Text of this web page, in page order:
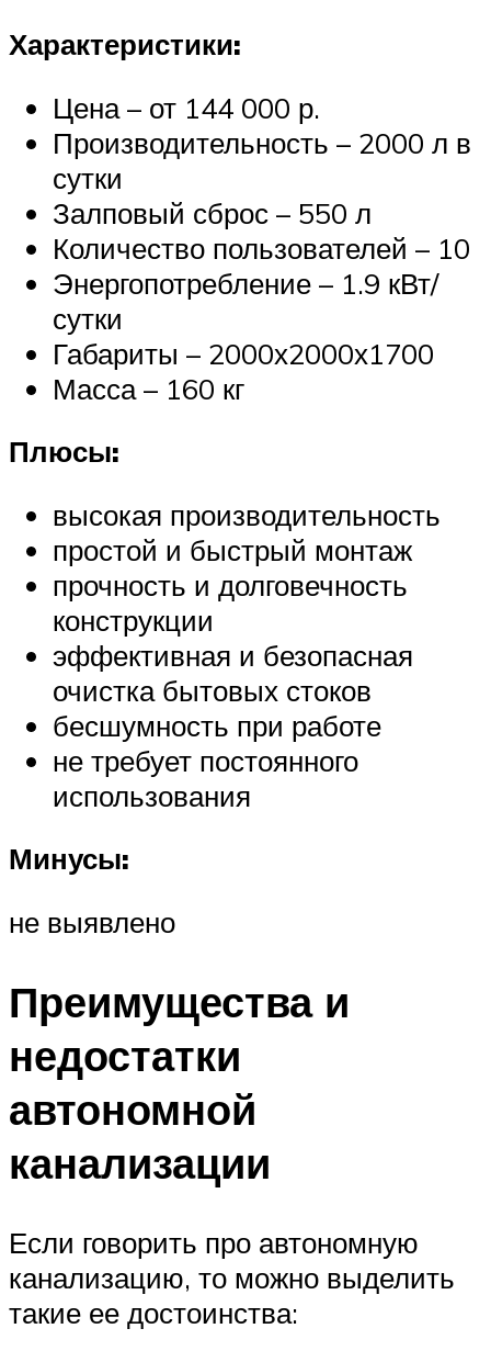
Характеристики:
Цена – от 144 000 р.
Производительность – 2000 л в
сутки
Залповый сброс – 550 л
Количество пользователей – 10
Энергопотребление – 1.9 кВт/
сутки
Габариты – 2000х2000х1700
Масса – 160 кг
Плюсы:
высокая производительность
простой и быстрый монтаж
прочность и долговечность
конструкции
эффективная и безопасная
очистка бытовых стоков
бесшумность при работе
не требует постоянного
использования
Минусы:
не выявлено
Преимущества и
недостатки
автономной
канализации
Если говорить про автономную
канализацию, то можно выделить
такие ее достоинства: